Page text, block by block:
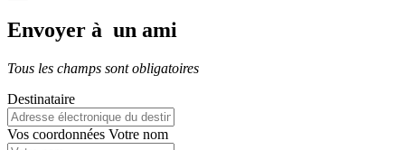
Envoyer à un ami
Tous les champs sont obligatoires
Destinataire
Vos coordonnées Votre nom